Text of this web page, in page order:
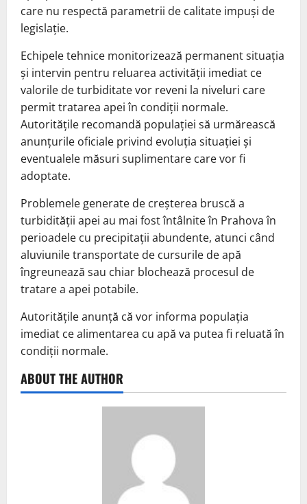
care nu respectă parametrii de calitate impuși de
legislație.
Echipele tehnice monitorizează permanent situația
și intervin pentru reluarea activității imediat ce
valorile de turbiditate vor reveni la niveluri care
permit tratarea apei în condiții normale.
Autoritățile recomandă populației să urmărească
anunțurile oficiale privind evoluția situației și
eventualele măsuri suplimentare care vor fi
adoptate.
Problemele generate de creșterea bruscă a
turbidității apei au mai fost întâlnite în Prahova în
perioadele cu precipitații abundente, atunci când
aluviunile transportate de cursurile de apă
îngreunează sau chiar blochează procesul de
tratare a apei potabile.
Autoritățile anunță că vor informa populația
imediat ce alimentarea cu apă va putea fi reluată în
condiții normale.
ABOUT THE AUTHOR